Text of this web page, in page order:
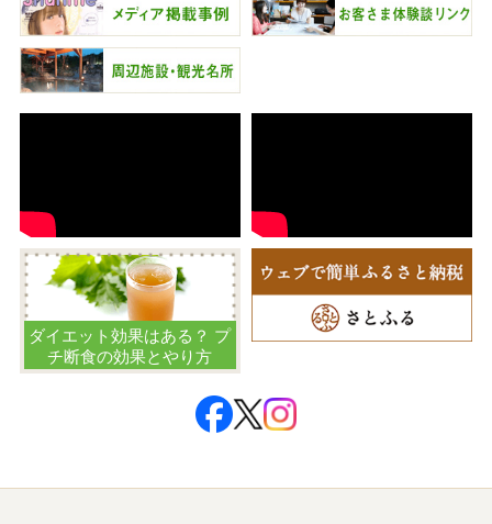
ダイエット効果はある？ プ
チ断食の効果とやり方